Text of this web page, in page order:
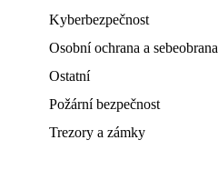
Kyberbezpečnost
Osobní ochrana a sebeobrana
Ostatní
Požární bezpečnost
Trezory a zámky